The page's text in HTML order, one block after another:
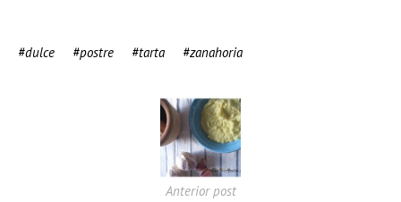
dulce postre tarta zanahoria
Anterior post